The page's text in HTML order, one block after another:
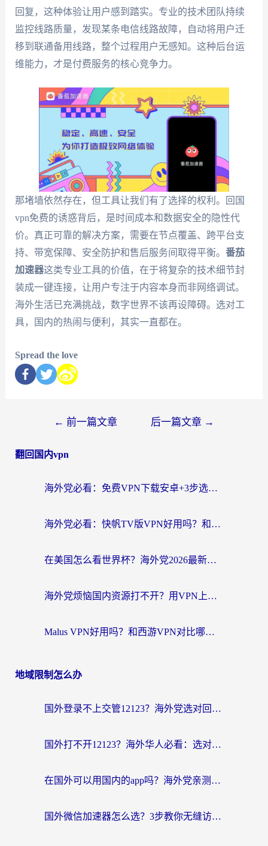
回复，这种体验让用户感到踏实。专业的技术团队持续
监控线路质量，发现某条电信线路故障，自动将用户迁
移到联通备用线路，整个过程用户无感知。这种后台运
维能力，才是付费服务的核心竞争力。
那堵墙依然存在，但工具让我们有了选择的权利。回国
vpn免费的诱惑背后，是时间成本和数据安全的隐性代
价。真正可靠的解决方案，需要在节点覆盖、跨平台支
持、带宽保障、安全防护和售后服务间取得平衡。 番茄
加速器这类专业工具的价值，在于将复杂的技术细节封
装成一键连接，让用户专注于内容本身而非网络调试。
海外生活已充满挑战，数字世界不该再设障碍。选对工
具，国内的热闹与便利，其实一直都在。
Spread the love
← 前一篇文章 后一篇文章 →
翻回国内vpn
海外党必看：免费VPN下载安卓+3步选对国外到国内加速器，无缝刷国内资源
海外党必看：快帆TV版VPN好用吗？和斧牛手游VPN对比哪个回国效果更好？附电脑翻墙回国实用技巧
在美国怎么看世界杯？海外党2026最新回国加速器指南：从影音到游戏全搞定
海外党烦恼国内资源打不开？用VPN上海节点+这几点，轻松搞定回国加速！
Malus VPN好用吗？和西游VPN对比哪个回国效果更好？海外党亲测后的真实选择
地域限制怎么办
国外登录不上交管12123？海外党选对回国加速器，无缝访问国内资源不发愁
国外打不开12123？海外华人必看：选对回国加速器，无缝访问国内资源
在国外可以用国内的app吗？海外党亲测有效的回国加速方案
国外微信加速器怎么选？3步教你无缝访问国内资源（附避坑指南）